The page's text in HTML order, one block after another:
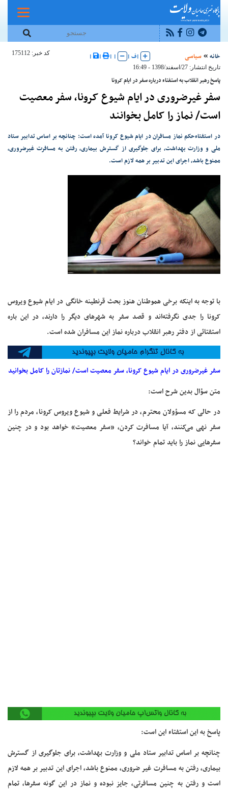
خانه سیاسی |ف |
|
|
|
|
کد خبر: 175112
تاریخ انتشار: 27/اسفند/1398 - 16:49
پاسخ رهبر انقلاب به استفتاء درباره سفر در ایام کرونا
سفر غیرضروری در ایام شیوع کرونا، سفر معصیت
است/ نماز را کامل بخوانند
در استفتاءحکم نماز مسافران در ایام شیوع کرونا آمده است: چنانچه بر اساس تدابیر ستاد
ملی و وزارت بهداشت، برای جلوگیری از گسترش بیماری، رفتن به مسافرت غیرضروری،
ممنوع باشد، اجرای این تدبیر بر همه لازم است.
با توجه به اینکه برخی هموطنان هنوز بحث قرنطینه خانگی در ایام شیوع ویروس
کرونا را جدی نگرفته‌اند و قصد سفر به شهرهای دیگر را دارند، در این باره
استفتائی از دفتر رهبر انقلاب درباره نماز این مسافران شده است.
سفر غیرضروری در ایام شیوع کرونا، سفر معصیت است/ نمازتان را کامل بخوانید
متن سؤال بدین شرح است:‌
در حالی که مسؤولان محترم، در شرایط فعلی و شیوع ویروس کرونا، مردم را از
سفر نهی می‌کنند، آیا مسافرت کردن، «سفر معصیت» خواهد بود و در چنین
سفرهایی نماز را باید تمام خواند؟
پاسخ به این استفتاء این است:
چنانچه بر اساس تدابیر ستاد ملی و وزارت بهداشت، برای جلوگیری از گسترش
بیماری، رفتن به مسافرت غیر ضروری، ممنوع باشد، اجرای این تدبیر بر همه لازم
است و رفتن به چنین مسافرتی، جایز نبوده و نماز در این گونه سفرها، تمام